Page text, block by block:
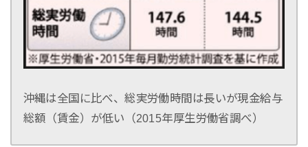
沖縄は全国に比べ、総実労働時間は長いが現金給与
総額（賃金）が低い（2015年厚生労働省調べ）